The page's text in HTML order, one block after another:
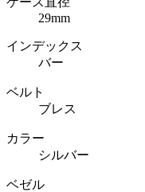
29mm
インデックス
バー
ベルト
ブレス
カラー
シルバー
ベゼル